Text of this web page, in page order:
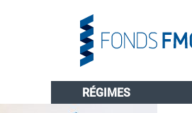
RÉGIMES